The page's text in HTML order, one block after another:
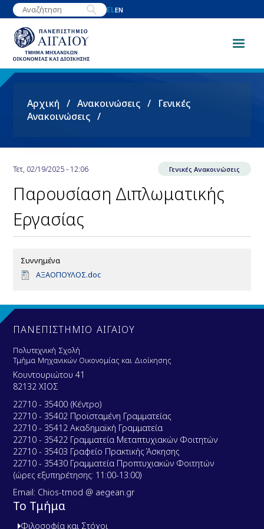
Παράκαμψη
προς
κυρίως
περιεχόμενο
ELEN
Breadcrumb
Αρχική Ανακοινώσεις
Γενικές
Ανακοινώσεις
Τετ, 02/19/2025 - 12:06 Γενικές Ανακοινώσεις
Παρουσίαση Διπλωματικής
Εργασίας
Συννημένα
D
u
e
n
t
ΑΞΑΟΠΟΥΛΟΣ.doc
ΠΑΝΕΠΙΣΤΗΜΙΟ ΑΙΓΑΙΟΥ
Πολυτεχνική Σχολή
Τμήμα Μηχανικών Οικονομίας και Διοίκησης
Κουντουριώτου 41
82132 ΧΙΟΣ
22710 - 35400 (Κέντρο)
22710 - 35402 Προϊσταμένη Γραμματείας
22710 - 35412 Ακαδημαϊκή Γραμματεία
22710 - 35422 Γραμματεία Μεταπτυχιακών Φοιτητών
22710 - 35403 Γραφείο Πρακτικής Άσκησης
22710 - 35430 Γραμματεία Προπτυχιακών Φοιτητών
(ώρες εξυπηρέτησης: 11:00-13:00)
Email: Chios-tmod @ aegean.gr
Το Τμήμα
Φιλοσοφία και Στόχοι